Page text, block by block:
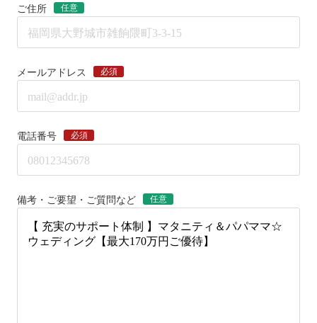
ご住所 任意
メールアドレス 必須
電話番号 必須
備考・ご要望・ご質問など 任意